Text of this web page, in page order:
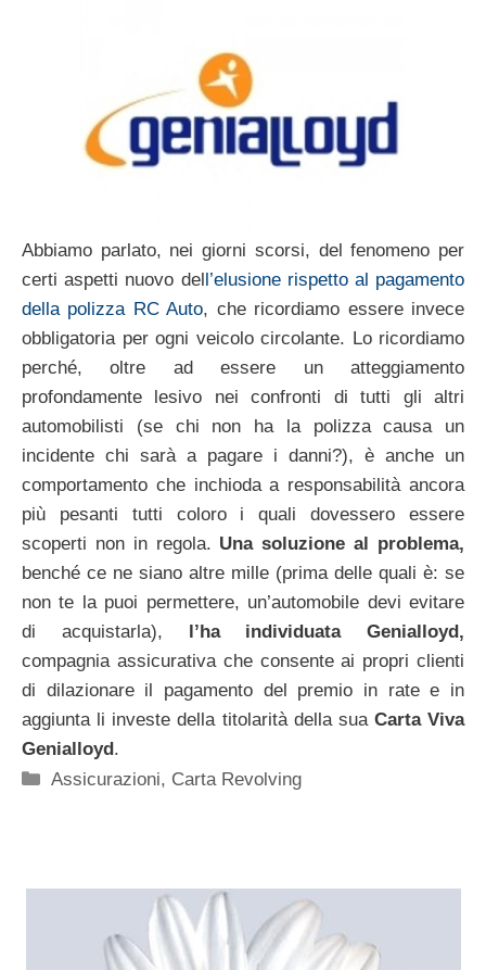
Abbiamo parlato, nei giorni scorsi, del fenomeno per
certi aspetti nuovo del l’elusione rispetto al pagamento
della polizza RC Auto, che ricordiamo essere invece
obbligatoria per ogni veicolo circolante. Lo ricordiamo
perché, oltre ad essere un atteggiamento
profondamente lesivo nei confronti di tutti gli altri
automobilisti (se chi non ha la polizza causa un
incidente chi sarà a pagare i danni?), è anche un
comportamento che inchioda a responsabilità ancora
più pesanti tutti coloro i quali dovessero essere
scoperti non in regola. Una soluzione al problema,
benché ce ne siano altre mille (prima delle quali è: se
non te la puoi permettere, un’automobile devi evitare
di acquistarla),
l’ha individuata Genialloyd,
compagnia assicurativa che consente ai propri clienti
di dilazionare il pagamento del premio in rate e in
aggiunta li investe della titolarità della sua Carta Viva
Genialloyd .
Categorie
Assicurazioni, Carta Revolving